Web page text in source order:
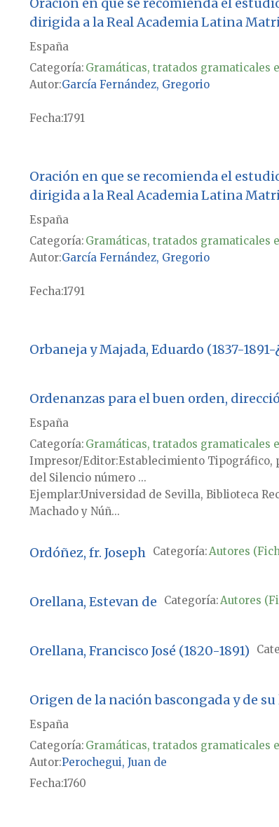
Oración en que se recomienda el
dirigida a la Real Academia Latina
España
Categoría: Gramáticas, tratados gramaticales
Autor García Fernández, Gregorio
Fecha1791
Oración en que se recomienda el
dirigida a la Real Academia Latina
España
Categoría: Gramáticas, tratados gramaticales
Autor García Fernández, Gregorio
Fecha1791
Orbaneja y Majada, Eduardo (1837-1891-
Ordenanzas para el buen orden,
España
Categoría: Gramáticas, tratados gramaticales
Impresor/Editor Establecimiento Tipográfico,
del Silencio número ...
EjemplarUniversidad de Sevilla, Biblioteca
Machado y Núñ...
Ordóñez, fr. Joseph Categoría:Autores
Orellana, Estevan de Categoría:Autores
Orellana, Francisco José (1820-1891)
Origen de la nación bascongada y de
España
Categoría: Gramáticas, tratados gramaticales
Autor Perochegui, Juan de
Fecha1760